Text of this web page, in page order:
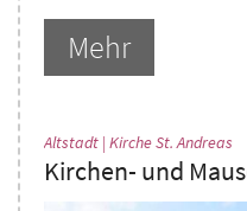
Mehr
Altstadt | Kirche St. Andreas
Kirchen- und